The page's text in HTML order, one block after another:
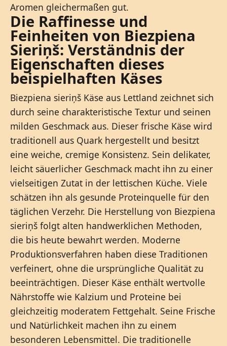
Aromen gleichermaßen gut.
Die Raffinesse und
Feinheiten von Biezpiena
Sieriņš: Verständnis der
Eigenschaften dieses
beispielhaften Käses
Biezpiena sieriņš Käse aus Lettland zeichnet sich
durch seine charakteristische Textur und seinen
milden Geschmack aus. Dieser frische Käse wird
traditionell aus Quark hergestellt und besitzt
eine weiche, cremige Konsistenz. Sein delikater,
leicht säuerlicher Geschmack macht ihn zu einer
vielseitigen Zutat in der lettischen Küche. Viele
schätzen ihn als gesunde Proteinquelle für den
täglichen Verzehr. Die Herstellung von Biezpiena
sieriņš folgt alten handwerklichen Methoden,
die bis heute bewahrt werden. Moderne
Produktionsverfahren haben diese Traditionen
verfeinert, ohne die ursprüngliche Qualität zu
beeinträchtigen. Dieser Käse enthält wertvolle
Nährstoffe wie Kalzium und Proteine bei
gleichzeitig moderatem Fettgehalt. Seine Frische
und Natürlichkeit machen ihn zu einem
besonderen Lebensmittel. Die traditionelle